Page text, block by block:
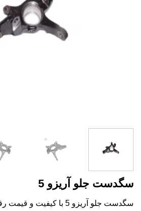
سگدست جلو آریزو 5
سگدست جلو آریزو 5 با کیفیت و قیمت رقابتی.